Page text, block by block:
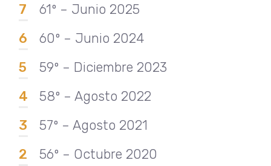
7
61º – Junio 2025
6
60º – Junio 2024
5
59º – Diciembre 2023
4
58º – Agosto 2022
3
57º – Agosto 2021
2
56º – Octubre 2020